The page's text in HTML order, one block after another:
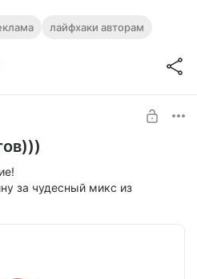
лайфхаки авторам
за чудесный микс из